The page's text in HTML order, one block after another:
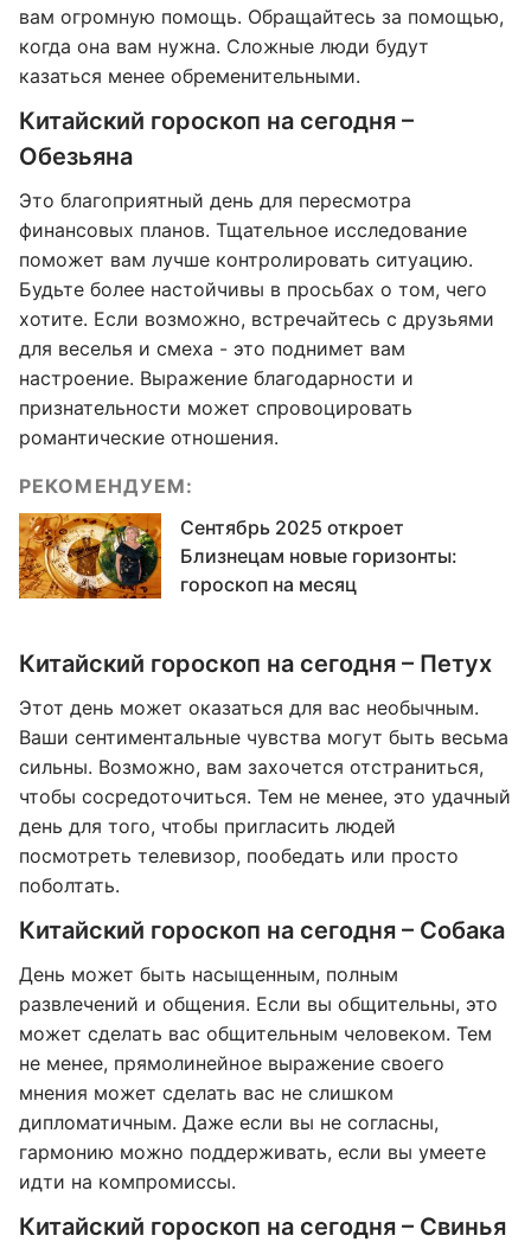
вам огромную помощь. Обращайтесь за помощью,
когда она вам нужна. Сложные люди будут
казаться менее обременительными.
Китайский гороскоп на сегодня –
Обезьяна
Это благоприятный день для пересмотра
финансовых планов. Тщательное исследование
поможет вам лучше контролировать ситуацию.
Будьте более настойчивы в просьбах о том, чего
хотите. Если возможно, встречайтесь с друзьями
для веселья и смеха - это поднимет вам
настроение. Выражение благодарности и
признательности может спровоцировать
романтические отношения.
РЕКОМЕНДУЕМ:
Сентябрь 2025 откроет
Близнецам новые горизонты:
гороскоп на месяц
Китайский гороскоп на сегодня – Петух
Этот день может оказаться для вас необычным.
Ваши сентиментальные чувства могут быть весьма
сильны. Возможно, вам захочется отстраниться,
чтобы сосредоточиться. Тем не менее, это удачный
день для того, чтобы пригласить людей
посмотреть телевизор, пообедать или просто
поболтать.
Китайский гороскоп на сегодня – Собака
День может быть насыщенным, полным
развлечений и общения. Если вы общительны, это
может сделать вас общительным человеком. Тем
не менее, прямолинейное выражение своего
мнения может сделать вас не слишком
дипломатичным. Даже если вы не согласны,
гармонию можно поддерживать, если вы умеете
идти на компромиссы.
Китайский гороскоп на сегодня – Свинья